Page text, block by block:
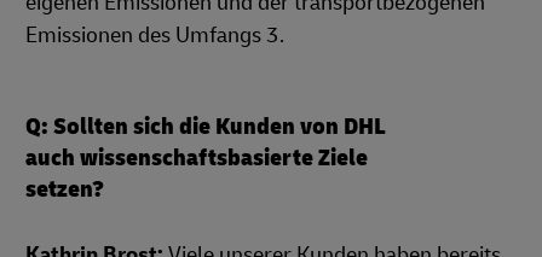
Emissionen des Umfangs 3.
Q: Sollten sich die Kunden von DHL
auch wissenschaftsbasierte Ziele
setzen?